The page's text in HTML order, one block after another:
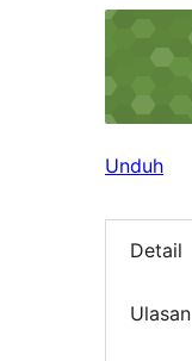
Unduh
Detail
Ulasan